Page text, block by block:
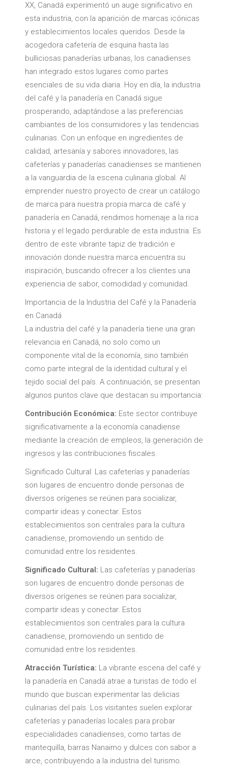
XX, Canadá experimentó un auge significativo en
esta industria, con la aparición de marcas icónicas
y establecimientos locales queridos. Desde la
acogedora cafetería de esquina hasta las
bulliciosas panaderías urbanas, los canadienses
han integrado estos lugares como partes
esenciales de su vida diaria. Hoy en día, la industria
del café y la panadería en Canadá sigue
prosperando, adaptándose a las preferencias
cambiantes de los consumidores y las tendencias
culinarias. Con un enfoque en ingredientes de
calidad, artesanía y sabores innovadores, las
cafeterías y panaderías canadienses se mantienen
a la vanguardia de la escena culinaria global. Al
emprender nuestro proyecto de crear un catálogo
de marca para nuestra propia marca de café y
panadería en Canadá, rendimos homenaje a la rica
historia y el legado perdurable de esta industria. Es
dentro de este vibrante tapiz de tradición e
innovación donde nuestra marca encuentra su
inspiración, buscando ofrecer a los clientes una
experiencia de sabor, comodidad y comunidad.
Importancia de la Industria del Café y la Panadería
en Canadá
La industria del café y la panadería tiene una gran
relevancia en Canadá, no solo como un
componente vital de la economía, sino también
como parte integral de la identidad cultural y el
tejido social del país. A continuación, se presentan
algunos puntos clave que destacan su importancia:
Contribución Económica: Este sector contribuye
significativamente a la economía canadiense
mediante la creación de empleos, la generación de
ingresos y las contribuciones fiscales.
Significado Cultural: Las cafeterías y panaderías
son lugares de encuentro donde personas de
diversos orígenes se reúnen para socializar,
compartir ideas y conectar. Estos
establecimientos son centrales para la cultura
canadiense, promoviendo un sentido de
comunidad entre los residentes.
Significado Cultural: Las cafeterías y panaderías
son lugares de encuentro donde personas de
diversos orígenes se reúnen para socializar,
compartir ideas y conectar. Estos
establecimientos son centrales para la cultura
canadiense, promoviendo un sentido de
comunidad entre los residentes.
Atracción Turística: La vibrante escena del café y
la panadería en Canadá atrae a turistas de todo el
mundo que buscan experimentar las delicias
culinarias del país. Los visitantes suelen explorar
cafeterías y panaderías locales para probar
especialidades canadienses, como tartas de
mantequilla, barras Nanaimo y dulces con sabor a
arce, contribuyendo a la industria del turismo.